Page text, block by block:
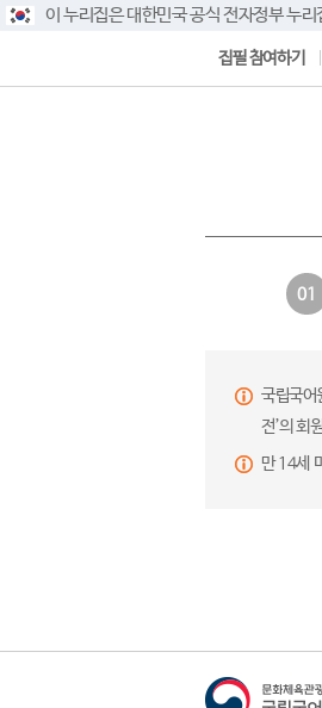
이 누리집은 대한민국 공식 전자정부 누리
집필 참여하기
01
국립국어
전’의 회
만 14세